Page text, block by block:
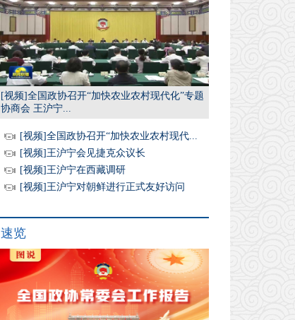
[视频]全国政协召开“加快农业农村现代化”专题
协商会 王沪宁...
[视频]全国政协召开“加快农业农村现代...
[视频]王沪宁会见捷克众议长
[视频]王沪宁在西藏调研
[视频]王沪宁对朝鲜进行正式友好访问
速览